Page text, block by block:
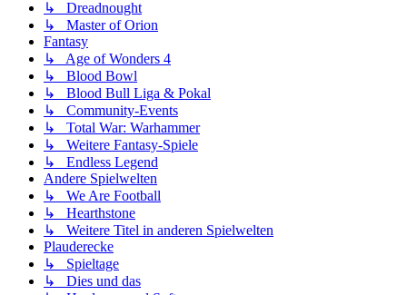
↳ Dreadnought
↳ Master of Orion
Fantasy
↳ Age of Wonders 4
↳ Blood Bowl
↳ Blood Bull Liga & Pokal
↳ Community-Events
↳ Total War: Warhammer
↳ Weitere Fantasy-Spiele
↳ Endless Legend
Andere Spielwelten
↳ We Are Football
↳ Hearthstone
↳ Weitere Titel in anderen Spielwelten
Plauderecke
↳ Spieltage
↳ Dies und das